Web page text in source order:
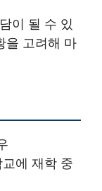
이 될 수 있
을 고려해 마
에 재학 중